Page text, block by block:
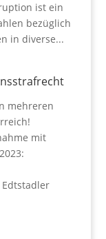
ist ein
bezüglich
in diverse...
mehreren
mit